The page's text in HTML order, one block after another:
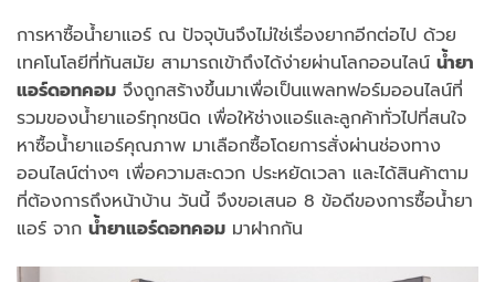
การหาซื้อน้ำยาแอร์ ณ ปัจจุบันจึงไม่ใช่เรื่องยากอีกต่อไป ด้วย
เทคโนโลยีที่ทันสมัย สามารถเข้าถึงได้ง่ายผ่านโลกออนไลน์ น้ำยา
แอร์ดอทคอม จึงถูกสร้างขึ้นมาเพื่อเป็นแพลทฟอร์มออนไลน์ที่
รวมของน้ำยาแอร์ทุกชนิด เพื่อให้ช่างแอร์และลูกค้าทั่วไปที่สนใจ
หาซื้อน้ำยาแอร์คุณภาพ มาเลือกซื้อโดยการสั่งผ่านช่องทาง
ออนไลน์ต่างๆ เพื่อความสะดวก ประหยัดเวลา และได้สินค้าตาม
ที่ต้องการถึงหน้าบ้าน วันนี้ จึงขอเสนอ 8 ข้อดีของการซื้อน้ำยา
แอร์ จาก น้ำยาแอร์ดอทคอม มาฝากกัน